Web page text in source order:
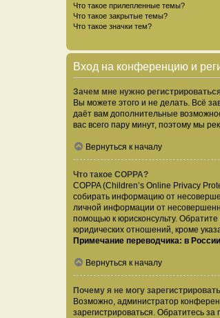
Что такое прилепленные темы?
Что такое закрытые темы?
Что такое значки тем?
Вход на конференцию и
Зачем мне нужно
Вы можете этого и не делать. Всё
даёт вам дополнительные
вас всего пару минут, поэтому мы
Вернуться к началу
Что такое COPPA?
COPPA (Children’s Online Privacy
собирать информацию от
личной информации от
помощью к юрисконсульту.
юридических отношений, кроме
Примечание переводчика: в
Вернуться к началу
Почему я не могу
Возможно, администратор
зарегистрироваться. Обратитесь